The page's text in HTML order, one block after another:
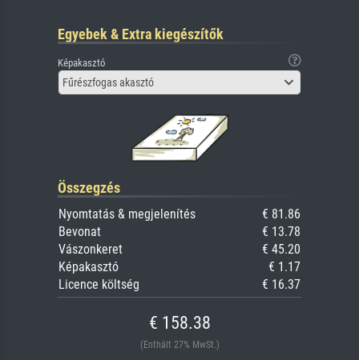
Egyebek & Extra kiegészítők
Képakasztó
Fűrészfogas akasztó
Összegzés
Nyomtatás & megjelenítés
€ 81.86
Bevonat
€ 13.78
Vászonkeret
€ 45.20
Képakasztó
€ 1.17
Licence költség
€ 16.37
€ 158.38
(Enthält 27% MwSt.)